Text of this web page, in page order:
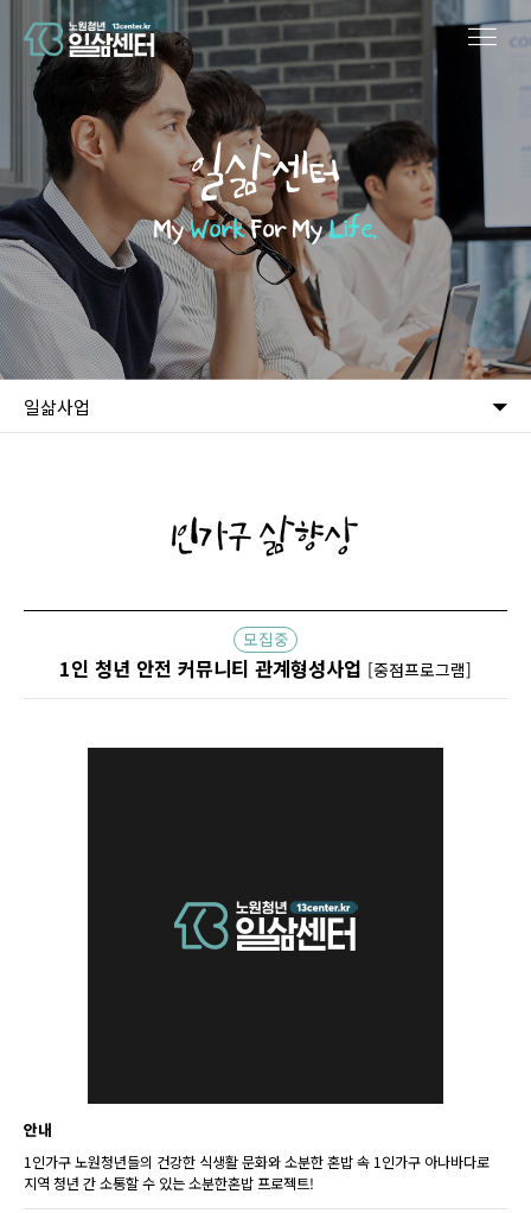
일삶센터
MyWorkFor MyLife.
일삶사업
1인가구 삶향상
모집중
1인 청년 안전 커뮤니티 관계형성사업 [중점프로그램]
안내
1인가구 노원청년들의 건강한 식생활 문화와 소분한 혼밥 속 1인가구 아나바다로
지역 청년 간 소통할 수 있는 소분한혼밥 프로젝트!